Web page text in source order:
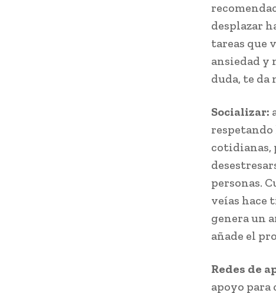
desplazar
tareas que
ansiedad y
duda, te da
Socializar:
respetando
cotidianas,
personas.
veías hace
genera un
añade el
Redes de
apoyo